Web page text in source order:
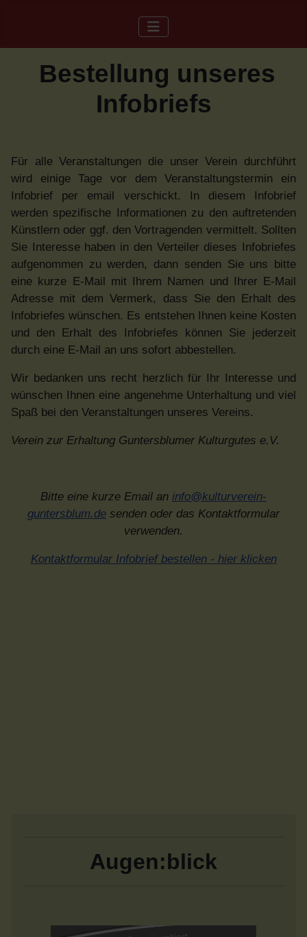
Bestellung unseres
Infobriefs
Für alle Veranstaltungen die unser Verein durchführt
wird einige Tage vor dem Veranstaltungstermin ein
Infobrief per email verschickt. In diesem Infobrief
werden spezifische Informationen zu den auftretenden
Künstlern oder ggf. den Vortragenden vermittelt. Sollten
Sie Interesse haben in den Verteiler dieses Infobriefes
aufgenommen zu werden, dann senden Sie uns bitte
eine kurze E-Mail mit Ihrem Namen und Ihrer E-Mail
Adresse mit dem Vermerk, dass Sie den Erhalt des
Infobriefes wünschen. Es entstehen Ihnen keine Kosten
und den Erhalt des Infobriefes können Sie jederzeit
durch eine E-Mail an uns sofort abbestellen.
Wir bedanken uns recht herzlich für Ihr Interesse und
wünschen Ihnen eine angenehme Unterhaltung und viel
Spaß bei den Veranstaltungen unseres Vereins.
Verein zur Erhaltung Guntersblumer Kulturgutes e.V.
Bitte eine kurze Email an info@kulturverein-
guntersblum.de senden oder das Kontaktformular
verwenden.
Kontaktformular Infobrief bestellen - hier klicken
Augen:blick